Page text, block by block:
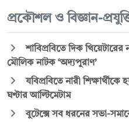
প্রকৌশল ও বিজ্ঞান-
শাবিপ্রবিতে দিক
মৌলিক নাটক ‘অদ্যপুরাণ’
যবিপ্রবিতে নারী
ঘণ্টার আল্টিমেটাম
বুটেক্সে সব ধরনের সভা-